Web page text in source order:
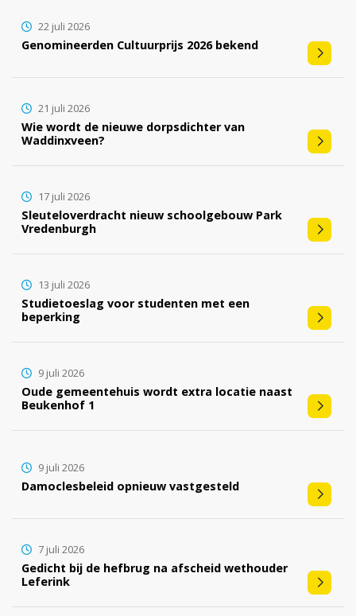
Genomineerden Cultuurprijs 2026 bekend
22 juli 2026
Wie wordt de nieuwe dorpsdichter van
Waddinxveen?
21 juli 2026
Sleuteloverdracht nieuw schoolgebouw Park
Vredenburgh
17 juli 2026
Studietoeslag voor studenten met een
beperking
13 juli 2026
Oude gemeentehuis wordt extra locatie naast
Beukenhof 1
9 juli 2026
Damoclesbeleid opnieuw vastgesteld
9 juli 2026
Gedicht bij de hefbrug na afscheid wethouder
Leferink
7 juli 2026